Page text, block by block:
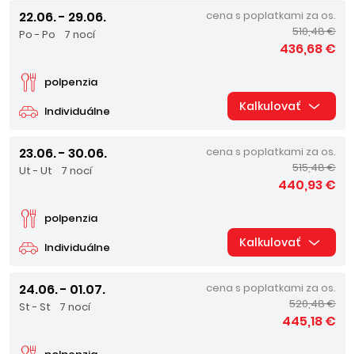
22.06. - 29.06.
Po - Po 7 nocí
Individuálne
polpenzia
cena s poplatkami za os.
510,48 €
436,68 €
Kalkulovať
23.06. - 30.06.
Ut - Ut 7 nocí
Individuálne
polpenzia
cena s poplatkami za os.
515,48 €
440,93 €
Kalkulovať
24.06. - 01.07.
St - St 7 nocí
cena s poplatkami za os.
520,48 €
445,18 €